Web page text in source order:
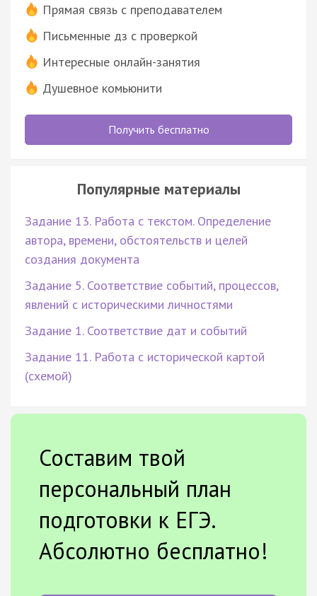
Прямая связь с преподавателем
Письменные дз с проверкой
Интересные онлайн-занятия
Душевное комьюнити
Получить бесплатно
Популярные материалы
Задание 13. Работа с текстом. Определение
автора, времени, обстоятельств и целей
создания документа
Задание 5. Соответствие событий, процессов,
явлений с историческими личностями
Задание 1. Соответствие дат и событий
Задание 11. Работа с исторической картой
(схемой)
Составим твой
персональный план
подготовки к ЕГЭ.
Абсолютно бесплатно!